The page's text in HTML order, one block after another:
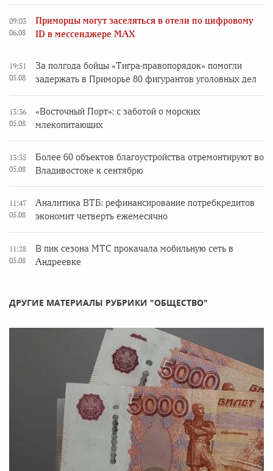
09:03
06.08
Приморцы могут заселяться в отели по цифровому
ID в мессенджере MAX
19:51
05.08
За полгода бойцы «Тигра-правопорядок» помогли
задержать в Приморье 80 фигурантов уголовных дел
13:36
05.08
«Восточный Порт»: с заботой о морских
млекопитающих
13:35
05.08
Более 60 объектов благоустройства отремонтируют во
Владивостоке к сентябрю
11:47
05.08
Аналитика ВТБ: рефинансирование потребкредитов
экономит четверть ежемесячно
11:28
05.08
В пик сезона МТС прокачала мобильную сеть в
Андреевке
ДРУГИЕ МАТЕРИАЛЫ РУБРИКИ "ОБЩЕСТВО"